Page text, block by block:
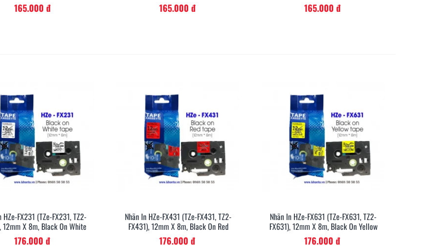
một lần, tra
trình
2026
20/01/2026
Đọc thêm
điện, chuyên gia mạng và
Đọc thêm
165.000 đ 165.000 đ 165.000 đ
Xem Nhanh
HZe-FX231 (TZe-FX231, TZ2-
12mm X 8m, Black On White
176.000 đ
Xem Nhanh
Nhãn In HZe-FX431 (TZe-FX431, TZ2-
FX431), 12mm X 8m, Black On Red
176.000 đ
Xem Nhanh
Nhãn In HZe-FX631 (TZe-FX631, TZ2-
FX631), 12mm X 8m, Black On Yellow
176.000 đ